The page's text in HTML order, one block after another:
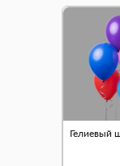
Гелиевый